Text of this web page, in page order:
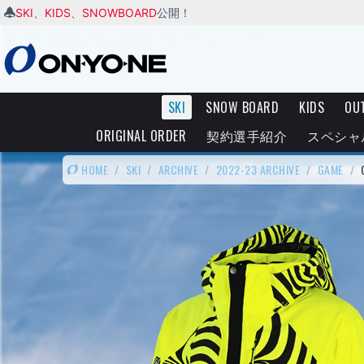
SKI KIDS SNOWBOARD公開！
SKI SNOW BOARD KIDS
ORIGINAL ORDER
契約選手紹介 スペシ
HOME / SKI / ARCHIVE / 2022-23 ARCHIVE / GAME /